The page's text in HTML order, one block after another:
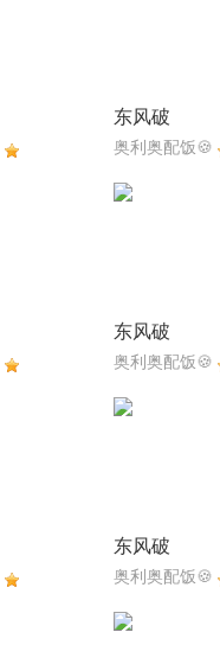
东风破
奥利奥配饭🍪
东风破
奥利奥配饭🍪
东风破
奥利奥配饭🍪